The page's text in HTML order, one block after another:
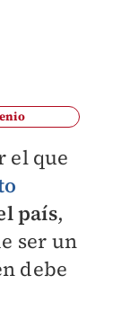
el que
país,
ser un
debe